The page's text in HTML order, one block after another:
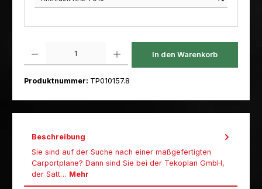
In den Warenkorb
Produktnummer: TP010157.8
Beschreibung
Sie sind auf der Suche nach einer maßgefertigten
Carportplane? Dann sind Sie bei der Tekoplan GmbH,
der Satt… Mehr